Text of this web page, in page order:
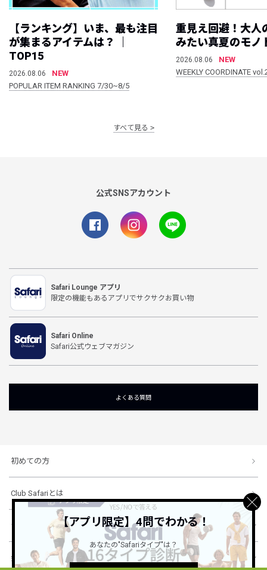
【ランキング】いま、最も注目
が集まるアイテムは？ ｜
TOP15
2026.08.06
NEW
POPULAR ITEM RANKING 7/30~8/5
重見え回避！大人
みたい真夏のモノ
2026.08.06
NEW
WEEKLY COORDINATE
すべて見る
公式SNSアカウント
Safari Lounge アプリ
限定の機能もあるアプリでサクサクお買い物
Safari Online
Safari公式ウェブマガジン
よくある質問
初めての方
Club Safariとは
ショッピングガイド
会社概要・規約
【アプリ限定】4問でわかる！
あなたの"Safariタイプ"は？